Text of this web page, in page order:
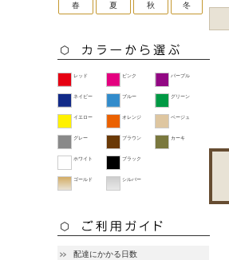
春 夏 秋 冬
レッド ピンク パープル
ネイビー ブルー グリーン
イエロー オレンジ ベージュ
グレー ブラウン カーキ
ホワイト ブラック
ゴールド シルバー
配達にかかる日数